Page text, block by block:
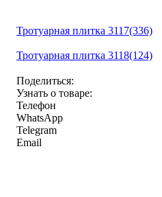
Тротуарная плитка 3117(336)
Тротуарная плитка 3118(124)
Поделиться:
Узнать о товаре:
Телефон
WhatsApp
Telegram
Email